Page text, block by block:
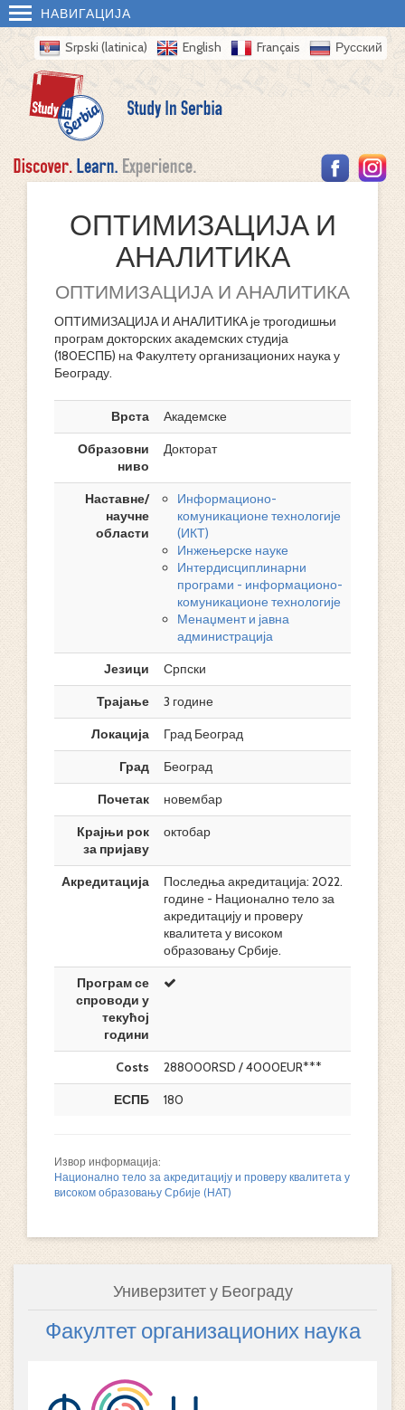
НАВИГАЦИЈА
Srpski (latinica) English Français Русский
ОПТИМИЗАЦИЈА И
АНАЛИТИКА
ОПТИМИЗАЦИЈА И АНАЛИТИКА
ОПТИМИЗАЦИЈА И АНАЛИТИКА је трогодишњи
програм докторских академских студија
(180ЕСПБ) на Факултету организационих наука у
Београду.
Врста
Академске
Образовни
ниво
Докторат
Наставне/
научне
области
Информационо-
комуникационе технологије
(ИКТ)
Инжењерске науке
Интердисциплинарни
програми - информационо-
комуникационе технологије
Менаџмент и јавна
администрација
Језици
Српски
Трајање
3 године
Локација
Град Београд
Град
Београд
Почетак
новембар
Крајњи рок
за пријаву
октобар
Акредитација
Последња акредитација: 2022.
године - Национално тело за
акредитацију и проверу
квалитета у високом
образовању Србије.
Програм се
спроводи у
текућој
години
Costs
288000RSD / 4000EUR***
ЕСПБ
180
Извор информација:
Национално тело за акредитацију и проверу квалитета у
високом образовању Србије (НАТ)
Универзитет у Београду
Факултет организационих наука